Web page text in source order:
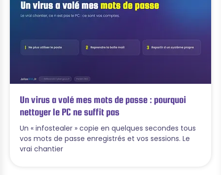
Un virus a volé mes mots de passe : pourquoi
nettoyer le PC ne suffit pas
Un « infostealer » copie en quelques secondes tous
vos mots de passe enregistrés et vos sessions. Le
vrai chantier